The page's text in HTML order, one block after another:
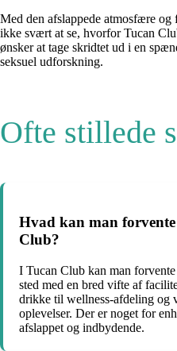
Med den afslappede atmosfære
ikke svært at se, hvorfor Tucan
ønsker at tage skridtet ud i en
seksuel udforskning.
Ofte stillede
Hvad kan man
Club?
I Tucan Club kan man
sted med en bred vifte af
drikke til wellness-afdeling og
oplevelser. Der er noget for
afslappet og indbydende.